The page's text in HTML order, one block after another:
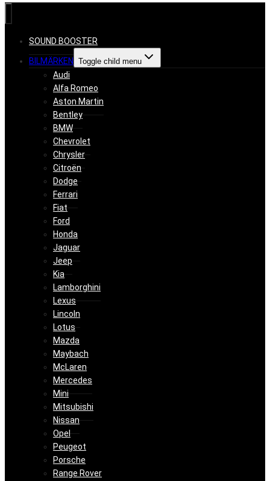
SOUND BOOSTER
BILMÄRKEN Toggle child menu
Audi
Alfa Romeo
Aston Martin
Bentley
BMW
Chevrolet
Chrysler
Citroën
Dodge
Ferrari
Fiat
Ford
Honda
Jaguar
Jeep
Kia
Lamborghini
Lexus
Lincoln
Lotus
Mazda
Maybach
McLaren
Mercedes
Mini
Mitsubishi
Nissan
Opel
Peugeot
Porsche
Range Rover